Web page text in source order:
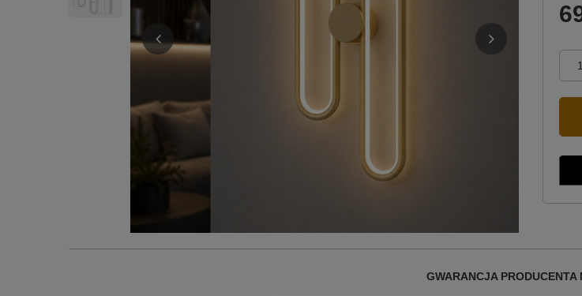
GWARANCJA PRODUCENTA